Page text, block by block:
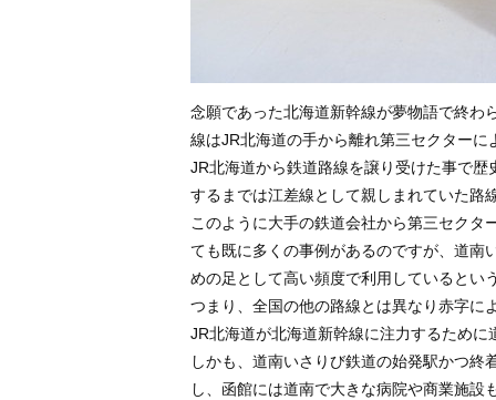
念願であった北海道新幹線が夢物語で終わ
線はJR北海道の手から離れ第三セクター
JR北海道から鉄道路線を譲り受けた事で
するまでは江差線として親しまれていた路
このように大手の鉄道会社から第三セクタ
ても既に多くの事例があるのですが、道南
めの足として高い頻度で利用しているとい
つまり、全国の他の路線とは異なり赤字に
JR北海道が北海道新幹線に注力するため
しかも、道南いさりび鉄道の始発駅かつ
し、函館には道南で大きな病院や商業施